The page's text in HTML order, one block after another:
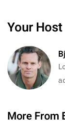
Your Host
More From